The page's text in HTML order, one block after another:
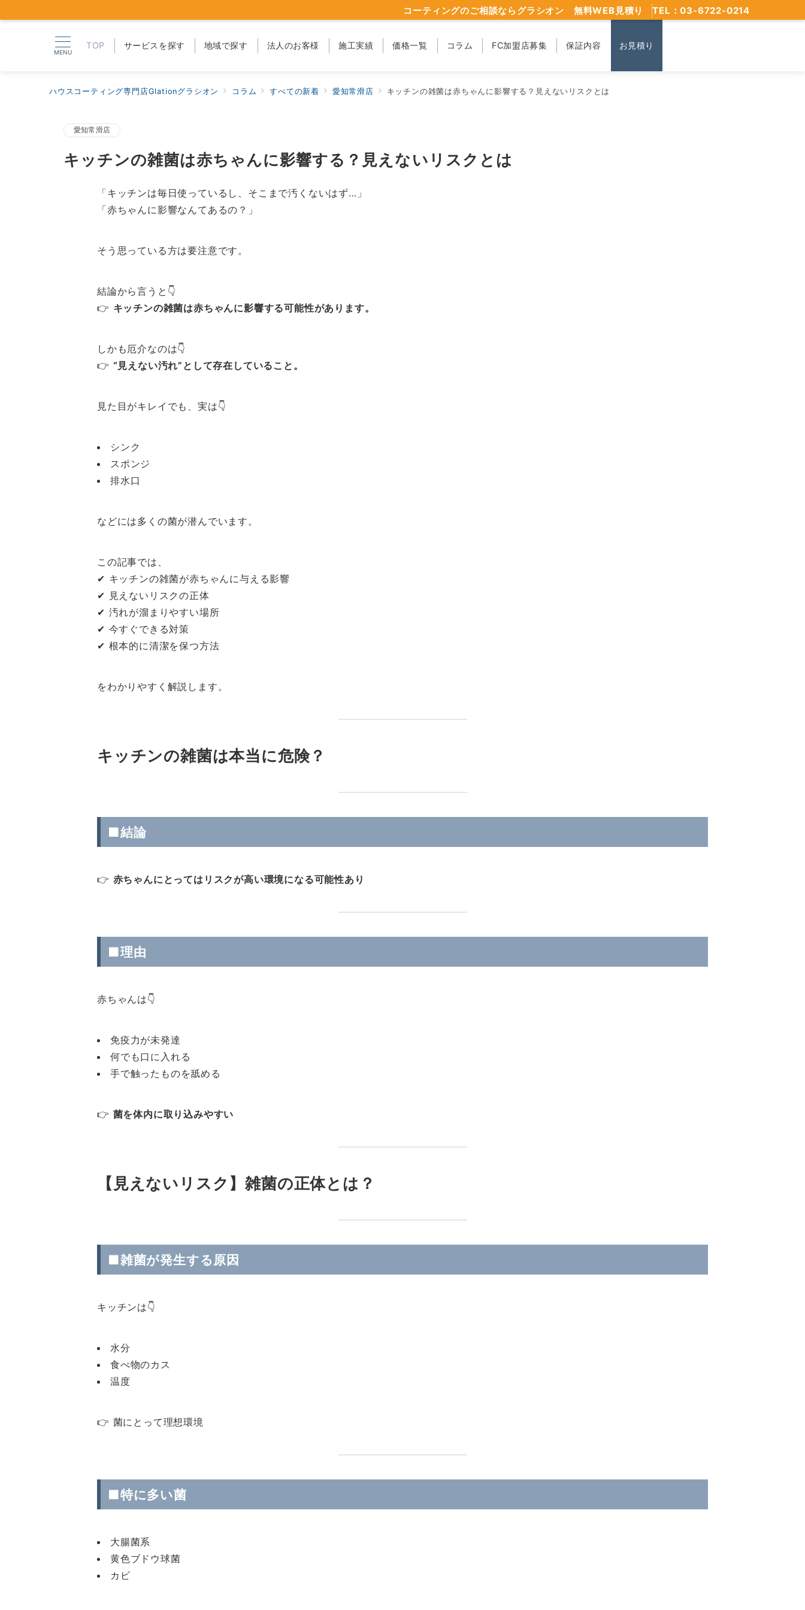
MENU
TOP サービスを探す 地域で探す 法人のお客様 施工実績 価格一覧 コラム FC加盟店募集 保証内容 お見積り
コーティングのご相談ならグラシオン 無料WEB見積り TEL：03-6722-0214
ハウスコーティング専門店Glationグラシオン コラム すべての新着 愛知常滑店 キッチンの雑菌は赤ちゃんに影響する？見えないリスクとは
愛知常滑店
キッチンの雑菌は赤ちゃんに影響する？見えないリスクとは
「キッチンは毎日使っているし、そこまで汚くないはず…」
「赤ちゃんに影響なんてあるの？」
そう思っている方は要注意です。
結論から言うと👇
👉 キッチンの雑菌は赤ちゃんに影響する可能性があります。
しかも厄介なのは👇
👉 “見えない汚れ”として存在していること。
見た目がキレイでも、実は👇
シンク
スポンジ
排水口
などには多くの菌が潜んでいます。
この記事では、
✔ キッチンの雑菌が赤ちゃんに与える影響
✔ 見えないリスクの正体
✔ 汚れが溜まりやすい場所
✔ 今すぐできる対策
✔ 根本的に清潔を保つ方法
をわかりやすく解説します。
キッチンの雑菌は本当に危険？
■結論
👉 赤ちゃんにとってはリスクが高い環境になる可能性あり
■理由
赤ちゃんは👇
免疫力が未発達
何でも口に入れる
手で触ったものを舐める
👉 菌を体内に取り込みやすい
【見えないリスク】雑菌の正体とは？
■雑菌が発生する原因
キッチンは👇
水分
食べ物のカス
温度
👉 菌にとって理想環境
■特に多い菌
大腸菌系
黄色ブドウ球菌
カビ